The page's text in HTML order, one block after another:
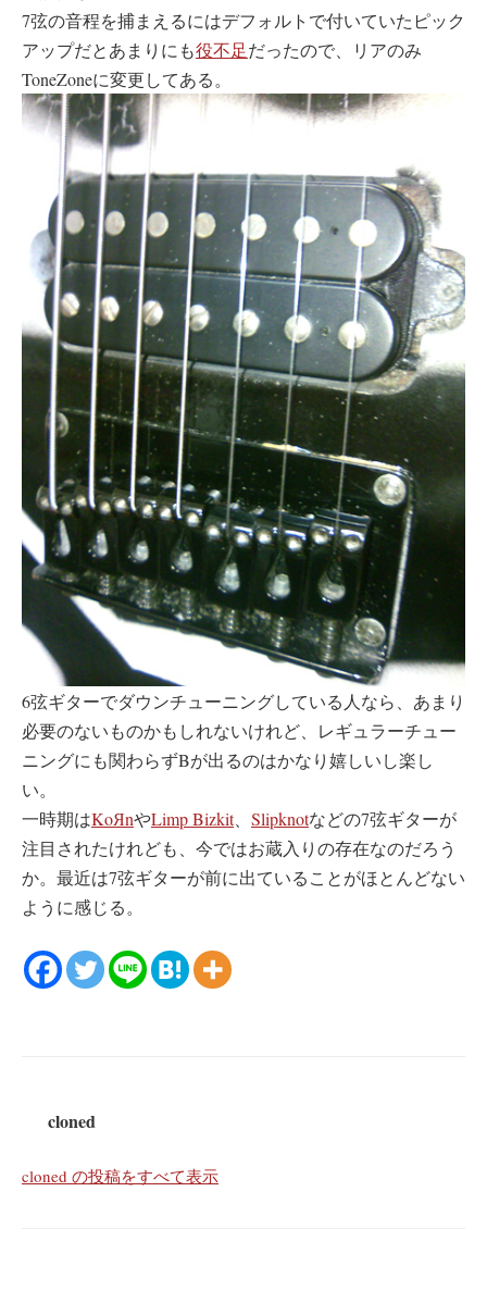
7弦の音程を捕まえるにはデフォルトで付いていたピック
アップだとあまりにも役不足だったので、リアのみ
ToneZoneに変更してある。
6弦ギターでダウンチューニングしている人なら、あまり
必要のないものかもしれないけれど、レギュラーチュー
ニングにも関わらずBが出るのはかなり嬉しいし楽し
い。
一時期はKoЯnやLimp Bizkit、 Slipknotなどの7弦ギターが
注目されたけれども、今ではお蔵入りの存在なのだろう
か。最近は7弦ギターが前に出ていることがほとんどない
ように感じる。
cloned
cloned の投稿をすべて表示